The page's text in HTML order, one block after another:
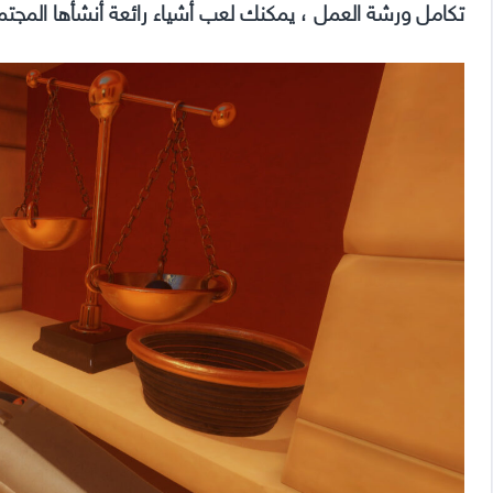
تكامل ورشة العمل ، يمكنك لعب أشياء رائعة أنشأها